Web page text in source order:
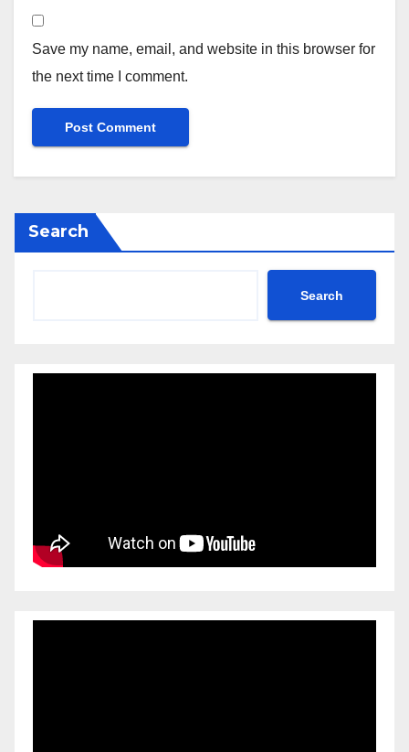
Save my name, email, and website in this browser for
the next time I comment.
Search
Search